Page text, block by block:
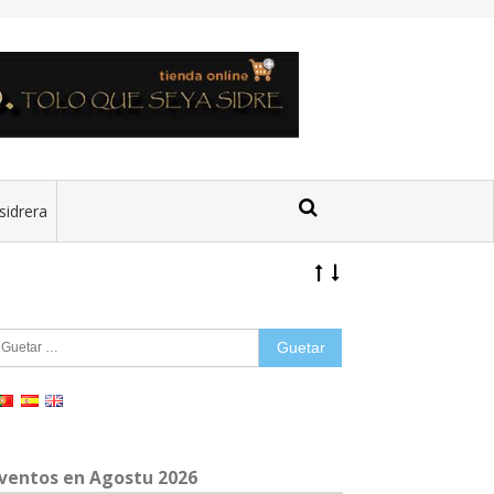
en Agostu 2026